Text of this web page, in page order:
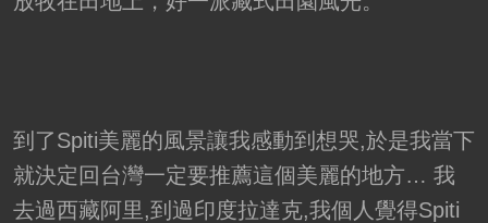
到了Spiti美麗的風景讓我感動到想哭,於是我當下
就決定回台灣一定要推薦這個美麗的地方… 我
去過西藏阿里,到過印度拉達克,我個人覺得Spiti